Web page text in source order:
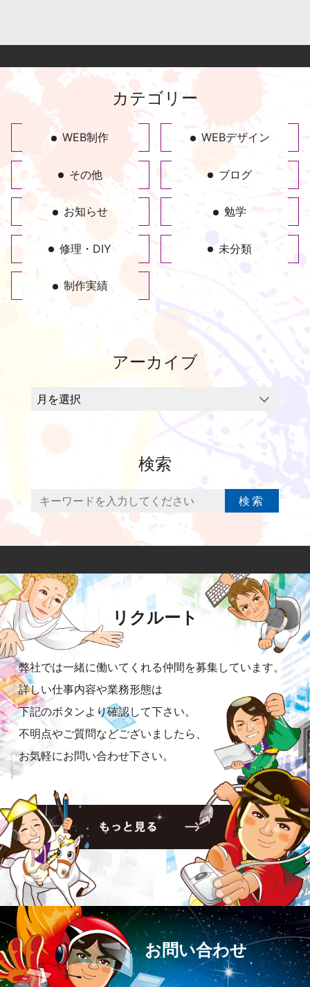
カテゴリー
WEB制作 WEBデザイン
その他 ブログ
お知らせ 勉学
修理・DIY 未分類
制作実績
アーカイブ
検索
検索
リクルート
弊社では一緒に働いてくれる仲間を募集しています。
詳しい仕事内容や業務形態は
下記のボタンより確認して下さい。
不明点やご質問などございましたら、
お気軽にお問い合わせ下さい。
お問い合わせ